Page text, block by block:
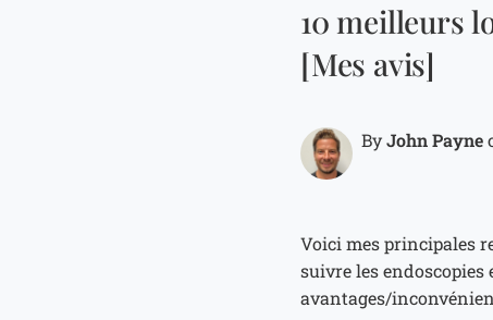
10 meilleurs
[Mes avis]
ByJohn Payne
Voici mes principales
suivre les
avantages/